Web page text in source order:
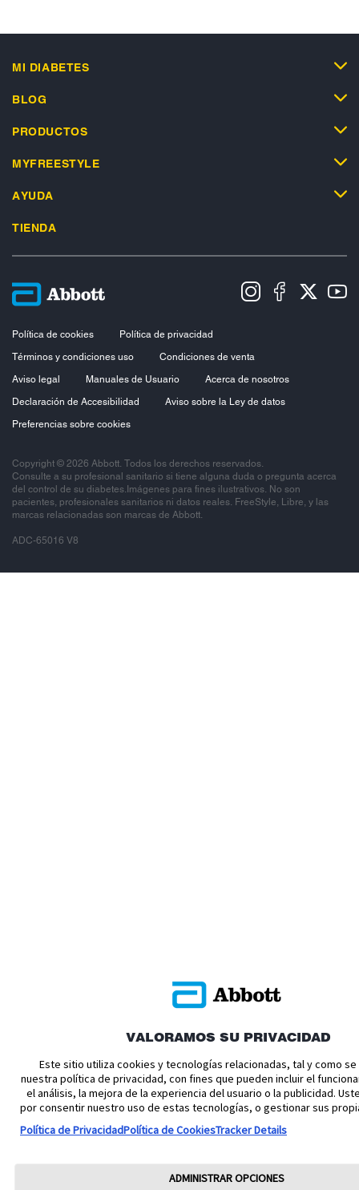
MI DIABETES
BLOG
PRODUCTOS
MYFREESTYLE
AYUDA
TIENDA
Política de cookies
Política de privacidad
Términos y condiciones uso
Condiciones de venta
Aviso legal
Manuales de Usuario
Acerca de nosotros
Declaración de Accesibilidad
Aviso sobre la Ley de datos
Preferencias sobre cookies
Copyright © 2026 Abbott. Todos los derechos reservados.
Consulte a su profesional sanitario si tiene alguna duda o pregunta acerca
del control de su diabetes.Imágenes para fines ilustrativos. No son
pacientes, profesionales sanitarios ni datos reales. FreeStyle, Libre, y las
marcas relacionadas son marcas de Abbott.
ADC-65016 V8
VALORAMOS SU PRIVACIDAD
Este sitio utiliza cookies y tecnologías relacionadas, tal y como
nuestra política de privacidad, con fines que pueden incluir el
el análisis, la mejora de la experiencia del usuario o la publicidad.
por consentir nuestro uso de estas tecnologías, o gestionar sus
Política de PrivacidadPolítica de CookiesTracker Details
ADMINISTRAR OPCIONES